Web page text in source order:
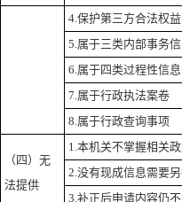
4.保护第三方合法权益
5.属于三类内部事务
6.属于四类过程性信息
7.属于行政执法案卷
8.属于行政查询事项
（四）无
法提供
1.本机关不掌握相关
2.没有现成信息需要
3.补正后申请内容仍